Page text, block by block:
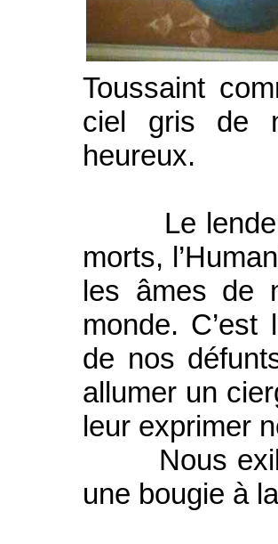
Toussaint
ciel gris de
heureux.
Le
morts,
les âmes de
monde.
de nos
allumer un
leur exprimer
Nous
une bougie à